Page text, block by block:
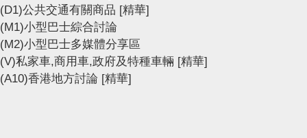
(D1)公共交通有關商品 [精華]
(M1)小型巴士綜合討論
(M2)小型巴士多媒體分享區
(V)私家車,商用車,政府及特種車輛 [精華]
(A10)香港地方討論 [精華]